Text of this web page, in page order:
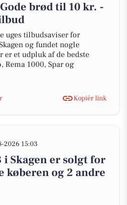
brød til 10 kr. -
uges tilbudsaviser for
og fundet nogle
er et udpluk af de bedste
Rema 1000, Spar og
Kopiér link
2026 15:03
i Skagen er solgt for
køberen og 2 andre